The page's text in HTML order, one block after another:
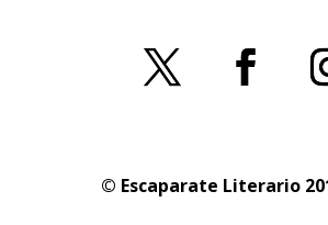
© Escaparate Literario